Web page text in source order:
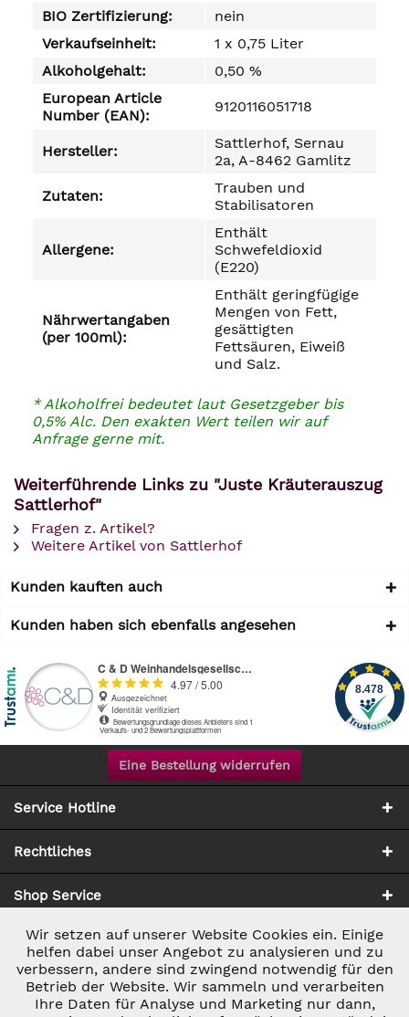
BIO Zertifizierung:
nein
Verkaufseinheit:
1 x 0,75 Liter
Alkoholgehalt:
0,50 %
European Article
Number (EAN):
9120116051718
Hersteller:
Sattlerhof, Sernau
2a, A-8462 Gamlitz
Zutaten:
Trauben und
Stabilisatoren
Allergene:
Enthält
Schwefeldioxid
(E220)
Nährwertangaben
(per 100ml):
Enthält geringfügige
Mengen von Fett,
gesättigten
Fettsäuren, Eiweiß
und Salz.
* Alkoholfrei bedeutet laut Gesetzgeber bis
0,5% Alc. Den exakten Wert teilen wir auf
Anfrage gerne mit.
Weiterführende Links zu "Juste Kräuterauszug
Sattlerhof"
Fragen z. Artikel?
Weitere Artikel von Sattlerhof
Kunden kauften auch
Kunden haben sich ebenfalls angesehen
Eine Bestellung widerrufen
Service Hotline
Rechtliches
Shop Service
Zahlung & Versand
Notwendig Aktiv
Marketing Inaktiv
Wir setzen auf unserer Website Cookies ein. Einige
helfen dabei unser Angebot zu analysieren und zu
verbessern, andere sind zwingend notwendig für den
Betrieb der Website. Wir sammeln und verarbeiten
Ihre Daten für Analyse und Marketing nur dann,